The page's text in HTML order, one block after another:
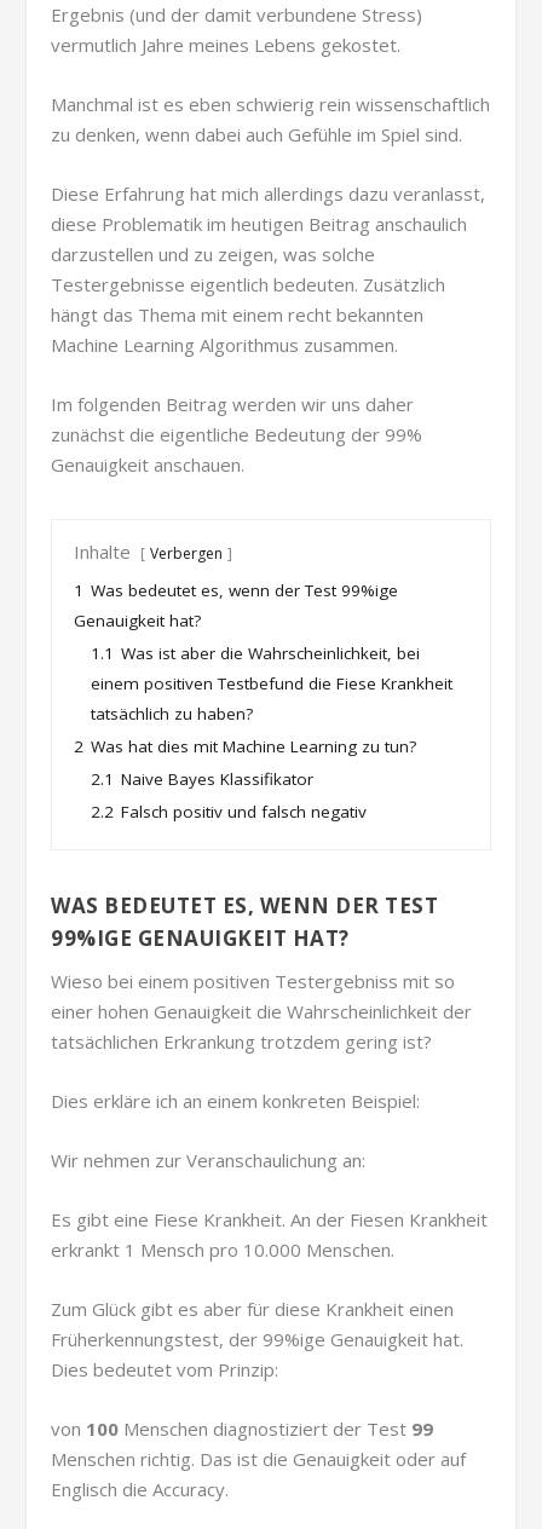
Ergebnis (und der damit verbundene Stress)
vermutlich Jahre meines Lebens gekostet.
Manchmal ist es eben schwierig rein wissenschaftlich
zu denken, wenn dabei auch Gefühle im Spiel sind.
Diese Erfahrung hat mich allerdings dazu veranlasst,
diese Problematik im heutigen Beitrag anschaulich
darzustellen und zu zeigen, was solche
Testergebnisse eigentlich bedeuten. Zusätzlich
hängt das Thema mit einem recht bekannten
Machine Learning Algorithmus zusammen.
Im folgenden Beitrag werden wir uns daher
zunächst die eigentliche Bedeutung der 99%
Genauigkeit anschauen.
Inhalte Verbergen
1 Was bedeutet es, wenn der Test 99%ige
Genauigkeit hat?
1.1 Was ist aber die Wahrscheinlichkeit, bei
einem positiven Testbefund die Fiese Krankheit
tatsächlich zu haben?
2 Was hat dies mit Machine Learning zu tun?
2.1 Naive Bayes Klassifikator
2.2 Falsch positiv und falsch negativ
WAS BEDEUTET ES, WENN DER TEST
99%IGE GENAUIGKEIT HAT?
Wieso bei einem positiven Testergebniss mit so
einer hohen Genauigkeit die Wahrscheinlichkeit der
tatsächlichen Erkrankung trotzdem gering ist?
Dies erkläre ich an einem konkreten Beispiel:
Wir nehmen zur Veranschaulichung an:
Es gibt eine Fiese Krankheit. An der Fiesen Krankheit
erkrankt 1 Mensch pro 10.000 Menschen.
Zum Glück gibt es aber für diese Krankheit einen
Früherkennungstest, der 99%ige Genauigkeit hat.
Dies bedeutet vom Prinzip:
von 100 Menschen diagnostiziert der Test 99
Menschen richtig. Das ist die Genauigkeit oder auf
Englisch die Accuracy.